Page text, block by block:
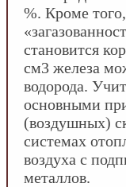
%. Кроме
становится
см3 железа
водорода.
основными
(воздушных)
системах
воздуха с
металлов.